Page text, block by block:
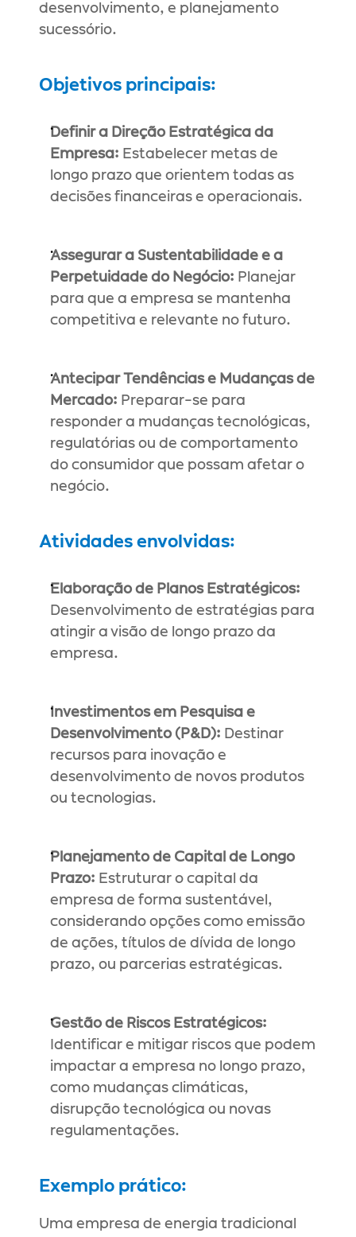
desenvolvimento, e planejamento
sucessório.
Objetivos principais:
Definir a Direção Estratégica da
Empresa: Estabelecer metas de
longo prazo que orientem todas as
decisões financeiras e operacionais.
Assegurar a Sustentabilidade e a
Perpetuidade do Negócio: Planejar
para que a empresa se mantenha
competitiva e relevante no futuro.
Antecipar Tendências e Mudanças de
Mercado: Preparar-se para
responder a mudanças tecnológicas,
regulatórias ou de comportamento
do consumidor que possam afetar o
negócio.
Atividades envolvidas:
Elaboração de Planos Estratégicos:
Desenvolvimento de estratégias para
atingir a visão de longo prazo da
empresa.
Investimentos em Pesquisa e
Desenvolvimento (P&D): Destinar
recursos para inovação e
desenvolvimento de novos produtos
ou tecnologias.
Planejamento de Capital de Longo
Prazo: Estruturar o capital da
empresa de forma sustentável,
considerando opções como emissão
de ações, títulos de dívida de longo
prazo, ou parcerias estratégicas.
Gestão de Riscos Estratégicos:
Identificar e mitigar riscos que podem
impactar a empresa no longo prazo,
como mudanças climáticas,
disrupção tecnológica ou novas
regulamentações.
Exemplo prático:
Uma empresa de energia tradicional